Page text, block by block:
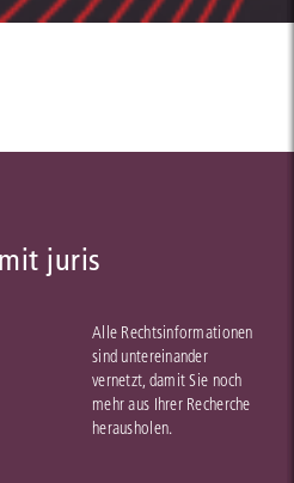
juris
Alle Rechtsinformationen
sind untereinander
vernetzt, damit Sie noch
mehr aus Ihrer Recherche
herausholen.